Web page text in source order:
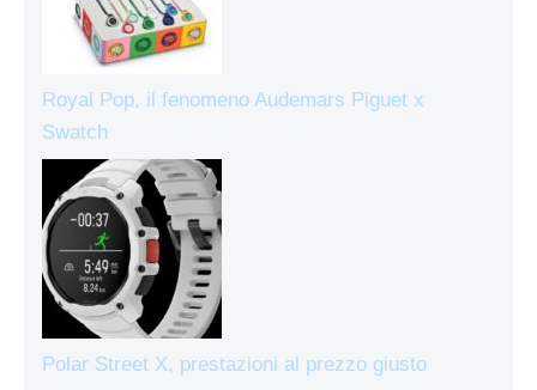
Royal Pop, il fenomeno Audemars Piguet x
Swatch
Polar Street X, prestazioni al prezzo giusto